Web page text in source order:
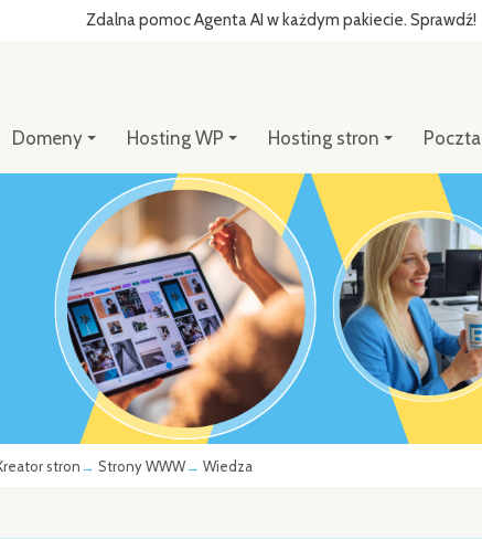
Zdalna pomoc Agenta AI w każdym pakiecie. Sprawdź!
Domeny Hosting WP Hosting stron Poczta
stron Strony WWW Wiedza